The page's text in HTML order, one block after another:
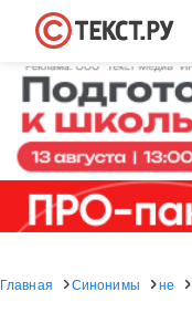
Главная Синонимы не